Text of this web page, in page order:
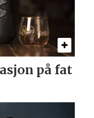
på fat